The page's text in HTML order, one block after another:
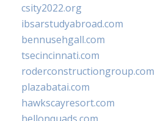
csity2022.org
ibsarstudyabroad.com
bennusehgall.com
tsecincinnati.com
roderconstructiongroup.com
plazabatai.com
hawkscayresort.com